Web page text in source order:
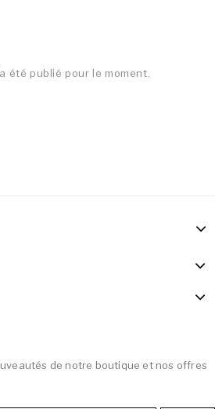
été publié pour le moment.
de notre boutique et nos offres